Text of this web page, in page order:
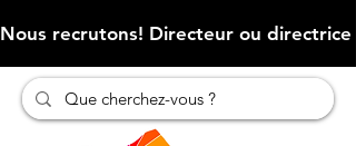
Nous recrutons! Directeur ou